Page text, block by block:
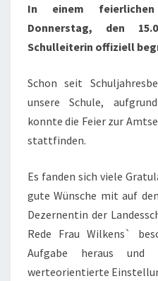
In einem
Donnerstag, den
Schulleiterin offiziell
Schon seit
unsere Schule,
konnte die Feier zur
stattfinden.
Es fanden sich viele
gute Wünsche mit auf
Dezernentin der
Rede Frau Wilkens`
Aufgabe heraus
werteorientierte